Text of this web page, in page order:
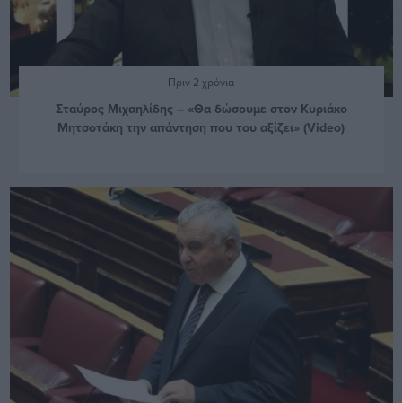
Πριν 2 χρόνια
Σταύρος Μιχαηλίδης – «Θα δώσουμε στον Κυριάκο
Μητσοτάκη την απάντηση που του αξίζει» (Video)